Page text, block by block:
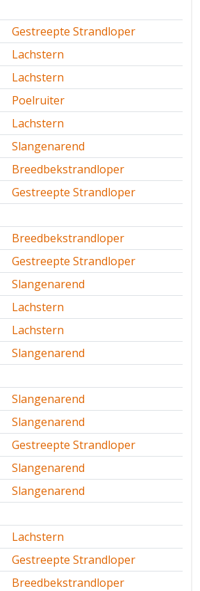
Gestreepte Strandloper
Lachstern
Lachstern
Poelruiter
Lachstern
Slangenarend
Breedbekstrandloper
Gestreepte Strandloper
Breedbekstrandloper
Gestreepte Strandloper
Slangenarend
Lachstern
Lachstern
Slangenarend
Slangenarend
Slangenarend
Gestreepte Strandloper
Slangenarend
Slangenarend
Lachstern
Gestreepte Strandloper
Breedbekstrandloper